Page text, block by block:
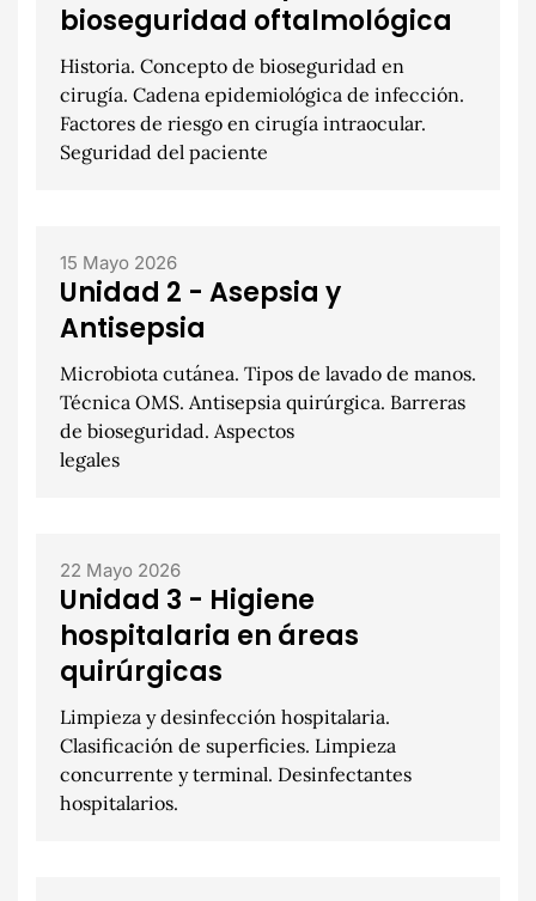
bioseguridad oftalmológica
Historia. Concepto de bioseguridad en
cirugía. Cadena epidemiológica de infección.
Factores de riesgo en cirugía intraocular.
Seguridad del paciente
15 Mayo 2026
Unidad 2 - Asepsia y
Antisepsia
Microbiota cutánea. Tipos de lavado de manos.
Técnica OMS. Antisepsia quirúrgica. Barreras
de bioseguridad. Aspectos
legales
22 Mayo 2026
Unidad 3 - Higiene
hospitalaria en áreas
quirúrgicas
Limpieza y desinfección hospitalaria.
Clasificación de superficies. Limpieza
concurrente y terminal. Desinfectantes
hospitalarios.